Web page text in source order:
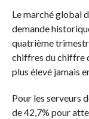
Le marché global
demande
quatrième
chiffres du chiffre
plus élevé jamais
Pour les serveurs
de 42,7% pour